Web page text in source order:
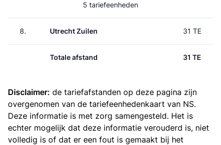
5 tariefeenheden
8. Utrecht Zuilen 31 TE
Totale afstand 31 TE
Disclaimer: de tariefafstanden op deze pagina zijn
overgenomen van de tariefeenhedenkaart van NS.
Deze informatie is met zorg samengesteld. Het is
echter mogelijk dat deze informatie verouderd is, niet
volledig is of dat er een fout is gemaakt bij het